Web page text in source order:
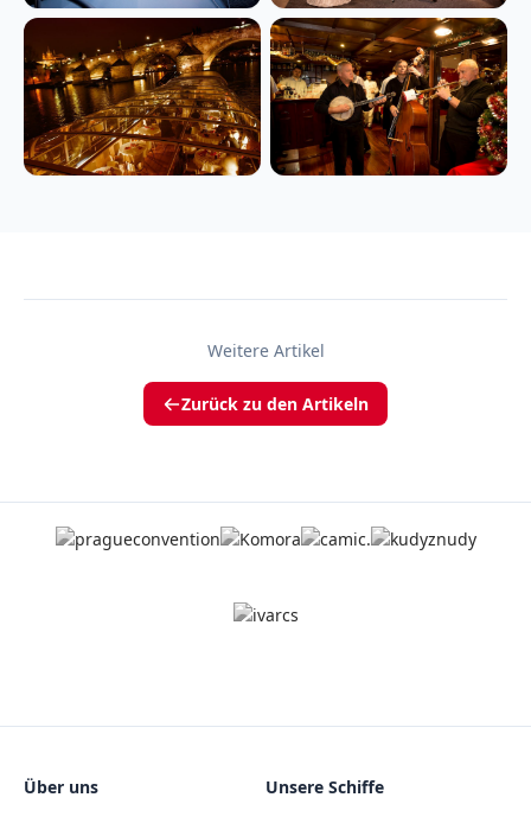
Weitere Artikel
Zurück zu den Artikeln
Über uns Unsere Schiffe